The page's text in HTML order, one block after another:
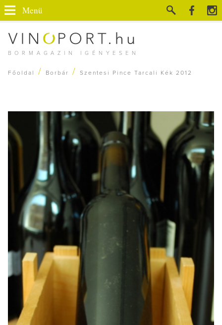
BORMAGAZIN IGÉNYESEN
Menü
Főoldal / Borbár / Szentesi Pince Tarcali Kék 2012